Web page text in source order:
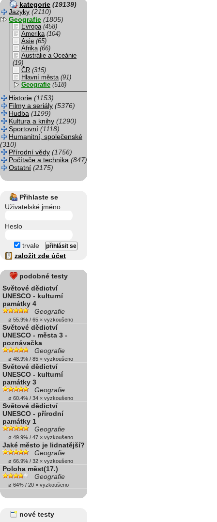
kategorie (19139)
Jazyky (2110)
Geografie (1805)
Evropa (458)
Amerika (104)
Asie (65)
Afrika (66)
Austrálie a Oceánie
(19)
ČR (315)
Hlavní města (91)
Geografie (518)
Historie (1153)
Filmy a seriály (5376)
Hudba (1199)
Kultura a knihy (1290)
Sportovní (1118)
Humanitní, společenské
(310)
Přírodní vědy (1756)
Počítače a technika (847)
Ostatní (2175)
Přihlaste se
Uživatelské jméno
Heslo
trvale
založit zde účet
podobné testy
Světové dědictví
UNESCO - kulturní
památky 4
Geografie
ø 55.9% / 65 × vyzkoušeno
Světové dědictví
UNESCO - města 3 -
poznávačka
Geografie
ø 48.9% / 85 × vyzkoušeno
Světové dědictví
UNESCO - kulturní
památky 3
Geografie
ø 60.4% / 34 × vyzkoušeno
Světové dědictví
UNESCO - přírodní
památky 1
Geografie
ø 49.9% / 47 × vyzkoušeno
Jaké město je lidnatější?
Geografie
ø 66.9% / 32 × vyzkoušeno
Poloha měst(17.)
Geografie
ø 64% / 20 × vyzkoušeno
nové testy